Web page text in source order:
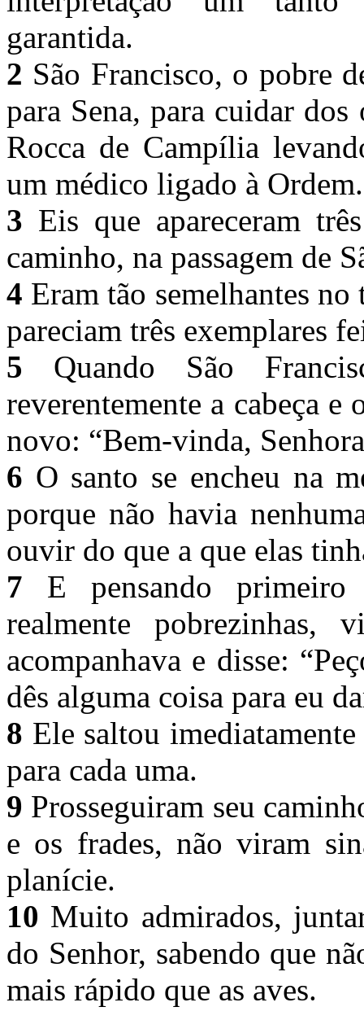
garantida.
2 São Francisco, o pobre
para Sena, para cuidar
Rocca de Campília
um médico ligado à
3 Eis que apareceram
caminho, na passagem de
4 Eram tão semelhantes
pareciam três exemplares
5 Quando São
reverentemente a cabeça
novo: “Bem-vinda,
6 O santo se encheu na
porque não havia
ouvir do que a que elas
7 E pensando primeiro
realmente
acompanhava e disse:
dês alguma coisa para eu
8 Ele saltou
para cada uma.
9 Prosseguiram seu
e os frades, não viram
planície.
10 Muito admirados,
do Senhor, sabendo que
mais rápido que as aves.